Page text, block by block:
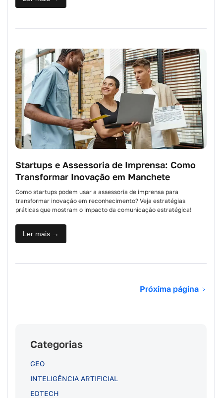
Startups e Assessoria de Imprensa: Como
Transformar Inovação em Manchete
Como startups podem usar a assessoria de imprensa para
transformar inovação em reconhecimento? Veja estratégias
práticas que mostram o impacto da comunicação estratégica!
Ler mais →
Próxima página
Categorias
GEO
INTELIGÊNCIA ARTIFICIAL
EDTECH